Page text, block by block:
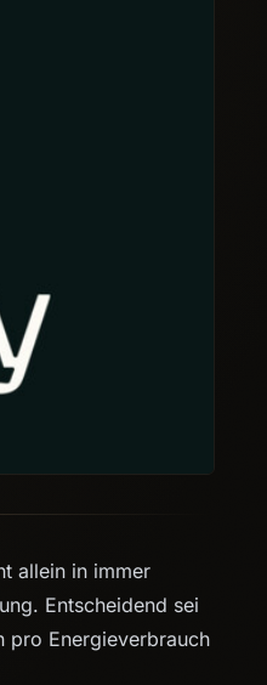
allein in immer
Entscheidend sei
pro Energieverbrauch